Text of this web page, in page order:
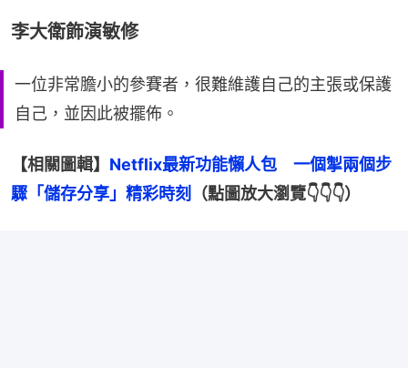
李大衛飾演敏修
一位非常膽小的參賽者，很難維護自己的主張或保護
自己，並因此被擺佈。
【相關圖輯】 Netflix最新功能懶人包　一個掣兩個步
驟「儲存分享」精彩時刻
（點圖放大瀏覽👇👇👇）